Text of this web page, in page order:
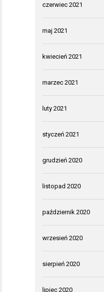
czerwiec 2021
maj 2021
kwiecień 2021
marzec 2021
luty 2021
styczeń 2021
grudzień 2020
listopad 2020
październik 2020
wrzesień 2020
sierpień 2020
lipiec 2020